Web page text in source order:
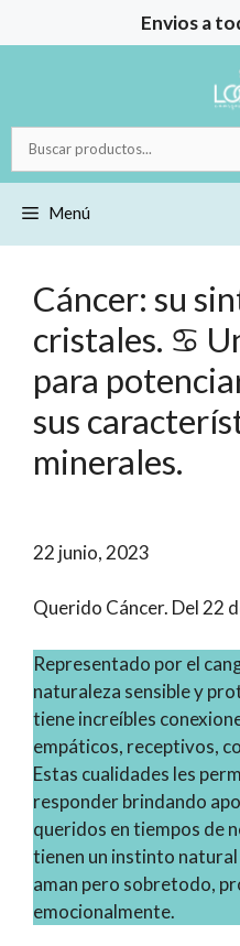
al
Envios a
Buscar
productos...
Menú
Cáncer: su
cristales. ♋️
para
sus
minerales.
22 junio, 2023
Querido Cáncer. Del 22
Representado por el
naturaleza sensible y
tiene increíbles
empáticos, receptivos,
Estas cualidades les
responder brindando
queridos en tiempos de
tienen un instinto
aman pero sobretodo,
emocionalmente.